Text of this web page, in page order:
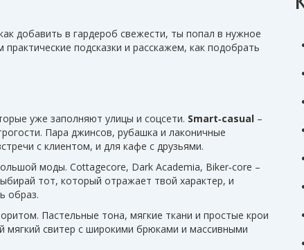
добавить в гардероб свежести, ты попал в нужное
подсказки и расскажем, как подобрать
уже заполняют улицы и соцсети. Smart‑casual –
Пара джинсов, рубашка и лаконичные
с клиентом, и для кафе с друзьями.
моды. Cottagecore, Dark Academia, Biker‑core –
тот, который отражает твой характер, и
образ.
Пастельные тона, мягкие ткани и простые крои
свитер с широкими брюками и массивными